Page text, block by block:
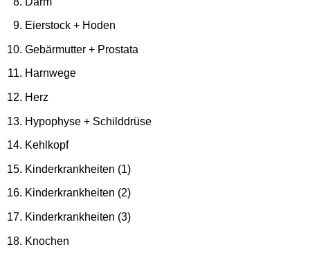
Eierstock + Hoden
Gebärmutter + Prostata
Harnwege
Herz
Hypophyse + Schilddrüse
Kehlkopf
Kinderkrankheiten (1)
Kinderkrankheiten (2)
Kinderkrankheiten (3)
Knochen